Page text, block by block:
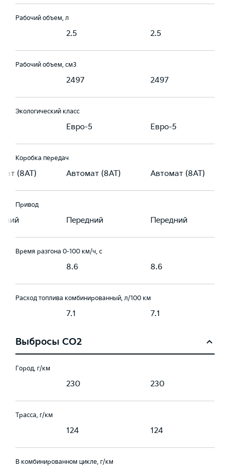
Рабочий объем, л
2.5 2.5
Рабочий объем, см3
2497 2497
Экологический класс
Евро-5 Евро-5
Коробка передач
(8AT) Автомат (8AT) Автомат (8AT)
Привод
Передний Передний
Время разгона 0-100 км/ч, с
8.6 8.6
Расход топлива комбинированный, л/100 км
7.1 7.1
Выбросы CO2
Город, г/км
230 230
Трасса, г/км
124 124
В комбинированном цикле, г/км